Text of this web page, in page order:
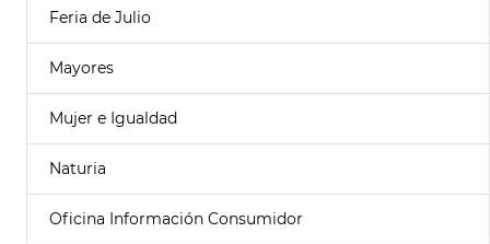
Feria de Julio
Mayores
Mujer e Igualdad
Naturia
Oficina Información Consumidor